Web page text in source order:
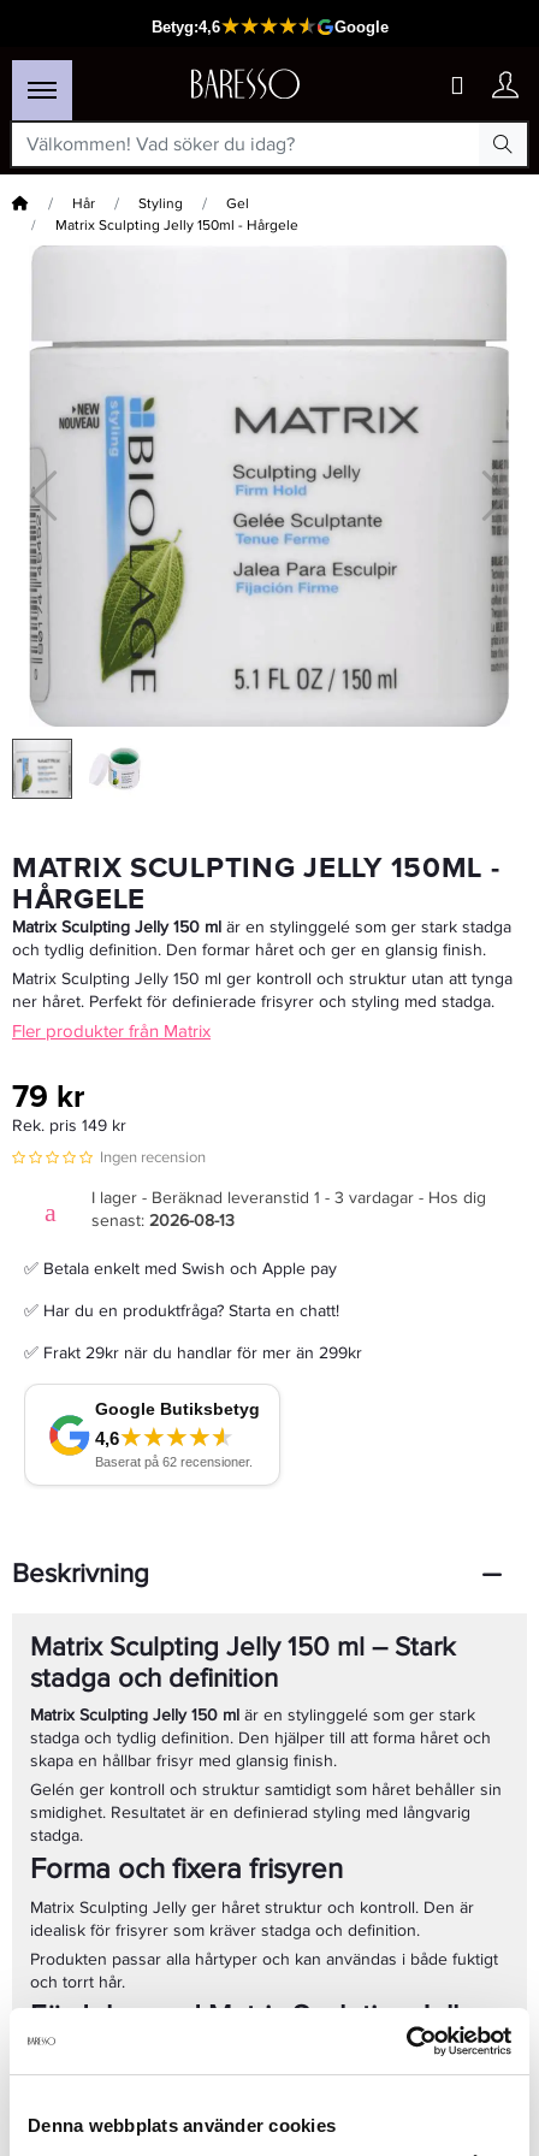
Denna webbplats använder cookies
Hem Hår Styling
Gel
Matrix Sculpting Jelly 150ml - Hårgele
Schwarzkopf OSiS Session 500ml - Hårspray
LÄGG I VARUKORGEN
MATRIX SCULPTING JELLY 150ML -
HÅRGELE
Matrix Sculpting Jelly 150 ml är en stylinggelé som ger stark stadga
och tydlig definition. Den formar håret och ger en glansig finish.
Matrix Sculpting Jelly 150 ml ger kontroll och struktur utan att tynga
ner håret. Perfekt för definierade frisyrer och styling med stadga.
Fler produkter från Matrix
79 kr
Rek. pris 149 kr
Ingen recension
I lager - Beräknad leveranstid 1 - 3 vardagar - Hos dig
senast: 2026-08-13
✅ Betala enkelt med Swish och Apple pay
✅ Har du en produktfråga? Starta en chatt!
✅ Frakt 29kr när du handlar för mer än 299kr
Beskrivning
Matrix Sculpting Jelly 150 ml – Stark
stadga och definition
Matrix Sculpting Jelly 150 ml är en stylinggelé som ger stark
stadga och tydlig definition. Den hjälper till att forma håret och
skapa en hållbar frisyr med glansig finish.
Gelén ger kontroll och struktur samtidigt som håret behåller sin
smidighet. Resultatet är en definierad styling med långvarig
stadga.
Forma och fixera frisyren
Matrix Sculpting Jelly ger håret struktur och kontroll. Den är
idealisk för frisyrer som kräver stadga och definition.
Produkten passar alla hårtyper och kan användas i både fuktigt
och torrt hår.
Fördelar med Matrix Sculpting Jelly
150 ml
Glansig finish